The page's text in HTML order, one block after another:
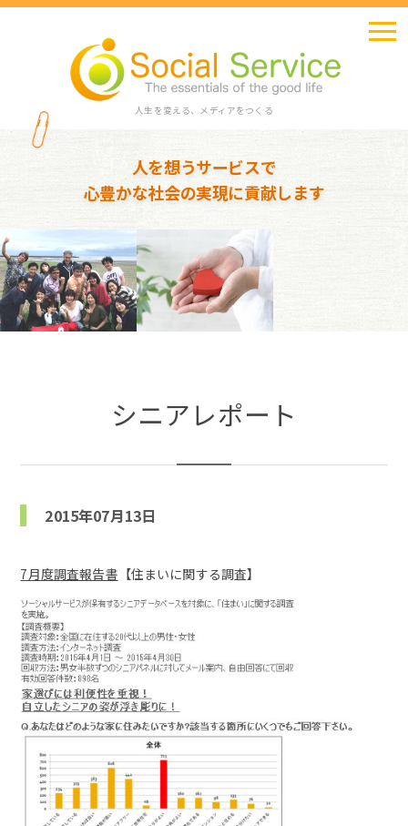
人生を変える、メディアをつくる
人を想うサービスで
心豊かな社会の実現に貢献します
シニアレポート
2015年07月13日
7月度調査報告書 【住まいに関する調査】